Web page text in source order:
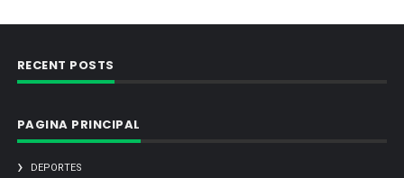
RECENT POSTS
PAGINA PRINCIPAL
DEPORTES